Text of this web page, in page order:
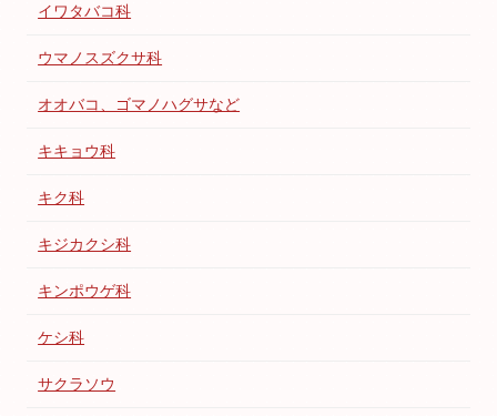
イワタバコ科
ウマノスズクサ科
オオバコ、ゴマノハグサなど
キキョウ科
キク科
キジカクシ科
キンポウゲ科
ケシ科
サクラソウ